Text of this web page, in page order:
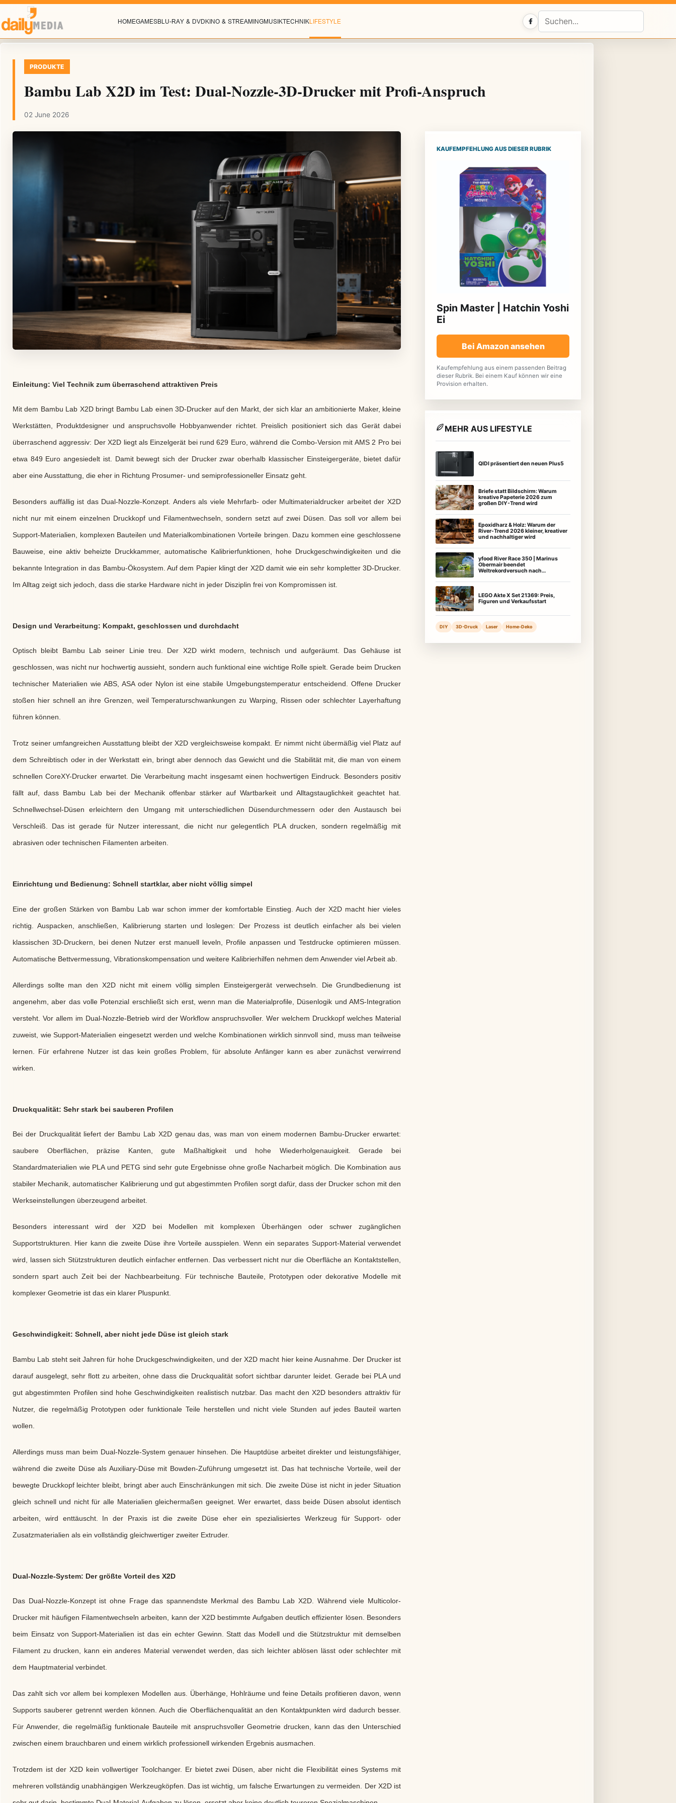
HOMEGAMESBLU-RAY & DVDKINO & STREAMINGMUSIKTECHNIKLIFESTYLE Facebook
PRODUKTE
Bambu Lab X2D im Test: Dual-Nozzle-3D-Drucker mit Profi-Anspruch
02 June 2026
Einleitung: Viel Technik zum überraschend attraktiven Preis
Mit dem Bambu Lab X2D bringt Bambu Lab einen 3D-Drucker auf den Markt, der sich klar an ambitionierte Maker, kleine
Werkstätten, Produktdesigner und anspruchsvolle Hobbyanwender richtet. Preislich positioniert sich das Gerät dabei
überraschend aggressiv: Der X2D liegt als Einzelgerät bei rund 629 Euro, während die Combo-Version mit AMS 2 Pro bei
etwa 849 Euro angesiedelt ist. Damit bewegt sich der Drucker zwar oberhalb klassischer Einsteigergeräte, bietet dafür
aber eine Ausstattung, die eher in Richtung Prosumer- und semiprofessioneller Einsatz geht.
Besonders auffällig ist das Dual-Nozzle-Konzept. Anders als viele Mehrfarb- oder Multimaterialdrucker arbeitet der X2D
nicht nur mit einem einzelnen Druckkopf und Filamentwechseln, sondern setzt auf zwei Düsen. Das soll vor allem bei
Support-Materialien, komplexen Bauteilen und Materialkombinationen Vorteile bringen. Dazu kommen eine geschlossene
Bauweise, eine aktiv beheizte Druckkammer, automatische Kalibrierfunktionen, hohe Druckgeschwindigkeiten und die
bekannte Integration in das Bambu-Ökosystem. Auf dem Papier klingt der X2D damit wie ein sehr kompletter 3D-Drucker.
Im Alltag zeigt sich jedoch, dass die starke Hardware nicht in jeder Disziplin frei von Kompromissen ist.
Design und Verarbeitung: Kompakt, geschlossen und durchdacht
Optisch bleibt Bambu Lab seiner Linie treu. Der X2D wirkt modern, technisch und aufgeräumt. Das Gehäuse ist
geschlossen, was nicht nur hochwertig aussieht, sondern auch funktional eine wichtige Rolle spielt. Gerade beim Drucken
technischer Materialien wie ABS, ASA oder Nylon ist eine stabile Umgebungstemperatur entscheidend. Offene Drucker
stoßen hier schnell an ihre Grenzen, weil Temperaturschwankungen zu Warping, Rissen oder schlechter Layerhaftung
führen können.
Trotz seiner umfangreichen Ausstattung bleibt der X2D vergleichsweise kompakt. Er nimmt nicht übermäßig viel Platz auf
dem Schreibtisch oder in der Werkstatt ein, bringt aber dennoch das Gewicht und die Stabilität mit, die man von einem
schnellen CoreXY-Drucker erwartet. Die Verarbeitung macht insgesamt einen hochwertigen Eindruck. Besonders positiv
fällt auf, dass Bambu Lab bei der Mechanik offenbar stärker auf Wartbarkeit und Alltagstauglichkeit geachtet hat.
Schnellwechsel-Düsen erleichtern den Umgang mit unterschiedlichen Düsendurchmessern oder den Austausch bei
Verschleiß. Das ist gerade für Nutzer interessant, die nicht nur gelegentlich PLA drucken, sondern regelmäßig mit
abrasiven oder technischen Filamenten arbeiten.
Einrichtung und Bedienung: Schnell startklar, aber nicht völlig simpel
Eine der großen Stärken von Bambu Lab war schon immer der komfortable Einstieg. Auch der X2D macht hier vieles
richtig. Auspacken, anschließen, Kalibrierung starten und loslegen: Der Prozess ist deutlich einfacher als bei vielen
klassischen 3D-Druckern, bei denen Nutzer erst manuell leveln, Profile anpassen und Testdrucke optimieren müssen.
Automatische Bettvermessung, Vibrationskompensation und weitere Kalibrierhilfen nehmen dem Anwender viel Arbeit ab.
Allerdings sollte man den X2D nicht mit einem völlig simplen Einsteigergerät verwechseln. Die Grundbedienung ist
angenehm, aber das volle Potenzial erschließt sich erst, wenn man die Materialprofile, Düsenlogik und AMS-Integration
versteht. Vor allem im Dual-Nozzle-Betrieb wird der Workflow anspruchsvoller. Wer welchem Druckkopf welches Material
zuweist, wie Support-Materialien eingesetzt werden und welche Kombinationen wirklich sinnvoll sind, muss man teilweise
lernen. Für erfahrene Nutzer ist das kein großes Problem, für absolute Anfänger kann es aber zunächst verwirrend
wirken.
Druckqualität: Sehr stark bei sauberen Profilen
Bei der Druckqualität liefert der Bambu Lab X2D genau das, was man von einem modernen Bambu-Drucker erwartet:
saubere Oberflächen, präzise Kanten, gute Maßhaltigkeit und hohe Wiederholgenauigkeit. Gerade bei
Standardmaterialien wie PLA und PETG sind sehr gute Ergebnisse ohne große Nacharbeit möglich. Die Kombination aus
stabiler Mechanik, automatischer Kalibrierung und gut abgestimmten Profilen sorgt dafür, dass der Drucker schon mit den
Werkseinstellungen überzeugend arbeitet.
Besonders interessant wird der X2D bei Modellen mit komplexen Überhängen oder schwer zugänglichen
Supportstrukturen. Hier kann die zweite Düse ihre Vorteile ausspielen. Wenn ein separates Support-Material verwendet
wird, lassen sich Stützstrukturen deutlich einfacher entfernen. Das verbessert nicht nur die Oberfläche an Kontaktstellen,
sondern spart auch Zeit bei der Nachbearbeitung. Für technische Bauteile, Prototypen oder dekorative Modelle mit
komplexer Geometrie ist das ein klarer Pluspunkt.
Geschwindigkeit: Schnell, aber nicht jede Düse ist gleich stark
Bambu Lab steht seit Jahren für hohe Druckgeschwindigkeiten, und der X2D macht hier keine Ausnahme. Der Drucker ist
darauf ausgelegt, sehr flott zu arbeiten, ohne dass die Druckqualität sofort sichtbar darunter leidet. Gerade bei PLA und
gut abgestimmten Profilen sind hohe Geschwindigkeiten realistisch nutzbar. Das macht den X2D besonders attraktiv für
Nutzer, die regelmäßig Prototypen oder funktionale Teile herstellen und nicht viele Stunden auf jedes Bauteil warten
wollen.
Allerdings muss man beim Dual-Nozzle-System genauer hinsehen. Die Hauptdüse arbeitet direkter und leistungsfähiger,
während die zweite Düse als Auxiliary-Düse mit Bowden-Zuführung umgesetzt ist. Das hat technische Vorteile, weil der
bewegte Druckkopf leichter bleibt, bringt aber auch Einschränkungen mit sich. Die zweite Düse ist nicht in jeder Situation
gleich schnell und nicht für alle Materialien gleichermaßen geeignet. Wer erwartet, dass beide Düsen absolut identisch
arbeiten, wird enttäuscht. In der Praxis ist die zweite Düse eher ein spezialisiertes Werkzeug für Support- oder
Zusatzmaterialien als ein vollständig gleichwertiger zweiter Extruder.
Dual-Nozzle-System: Der größte Vorteil des X2D
Das Dual-Nozzle-Konzept ist ohne Frage das spannendste Merkmal des Bambu Lab X2D. Während viele Multicolor-
Drucker mit häufigen Filamentwechseln arbeiten, kann der X2D bestimmte Aufgaben deutlich effizienter lösen. Besonders
beim Einsatz von Support-Materialien ist das ein echter Gewinn. Statt das Modell und die Stützstruktur mit demselben
Filament zu drucken, kann ein anderes Material verwendet werden, das sich leichter ablösen lässt oder schlechter mit
dem Hauptmaterial verbindet.
Das zahlt sich vor allem bei komplexen Modellen aus. Überhänge, Hohlräume und feine Details profitieren davon, wenn
Supports sauberer getrennt werden können. Auch die Oberflächenqualität an den Kontaktpunkten wird dadurch besser.
Für Anwender, die regelmäßig funktionale Bauteile mit anspruchsvoller Geometrie drucken, kann das den Unterschied
zwischen einem brauchbaren und einem wirklich professionell wirkenden Ergebnis ausmachen.
Trotzdem ist der X2D kein vollwertiger Toolchanger. Er bietet zwei Düsen, aber nicht die Flexibilität eines Systems mit
mehreren vollständig unabhängigen Werkzeugköpfen. Das ist wichtig, um falsche Erwartungen zu vermeiden. Der X2D ist
KAUFEMPFEHLUNG AUS DIESER RUBRIK
Spin Master | Hatchin Yoshi
Ei
Bei Amazon ansehen
Kaufempfehlung aus einem passenden Beitrag
dieser Rubrik. Bei einem Kauf können wir eine
Provision erhalten.
MEHR AUS LIFESTYLE
QIDI präsentiert den neuen Plus5
Briefe statt Bildschirm: Warum
kreative Papeterie 2026 zum
großen DIY-Trend wird
Epoxidharz & Holz: Warum der
River-Trend 2026 kleiner, kreativer
und nachhaltiger wird
yfood River Race 350 | Marinus
Obermair beendet
Weltrekordversuch nach
LEGO Akte X Set 21369: Preis,
Figuren und Verkaufsstart
DIY 3D-Druck Laser Home-Deko